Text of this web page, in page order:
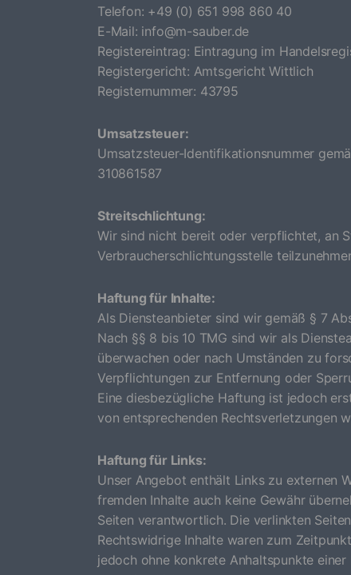
Telefon: +49 (0) 651 998 860 40
E-Mail: info@m-sauber.de
Registereintrag: Eintragung im
Registergericht: Amtsgericht Wittlich
Registernummer: 43795
Umsatzsteuer:
Umsatzsteuer-Identifikationsnummer
310861587
Streitschlichtung:
Wir sind nicht bereit oder verpflichtet, an
Verbraucherschlichtungsstelle
Haftung für Inhalte:
Als Diensteanbieter sind wir gemäß § 7
Nach §§ 8 bis 10 TMG sind wir als
überwachen oder nach Umständen zu
Verpflichtungen zur Entfernung oder
Eine diesbezügliche Haftung ist jedoch
von entsprechenden Rechtsverletzungen
Haftung für Links:
Unser Angebot enthält Links zu externen
fremden Inhalte auch keine Gewähr
Seiten verantwortlich. Die verlinkten
Rechtswidrige Inhalte waren zum
jedoch ohne konkrete Anhaltspunkte einer